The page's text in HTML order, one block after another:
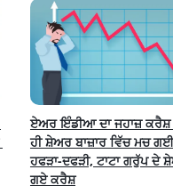
ਏਅਰ ਇੰਡੀਆ ਦਾ ਜਹਾਜ਼
ਹੀ ਸ਼ੇਅਰ ਬਾਜ਼ਾਰ ਵਿੱਚ ਮਚ ਗਈ
ਹਫੜਾ-ਦਫੜੀ, ਟਾਟਾ ਗਰੁੱਪ ਦੇ
ਗਏ ਕਰੈਸ਼